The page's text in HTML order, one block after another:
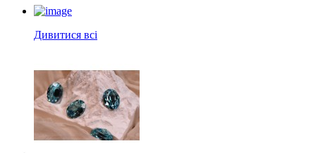
Дивитися всі